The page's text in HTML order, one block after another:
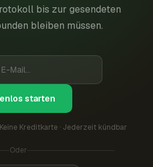
bis zur gesendeten
bleiben müssen.
starten
Kreditkarte · Jederzeit kündbar
Oder